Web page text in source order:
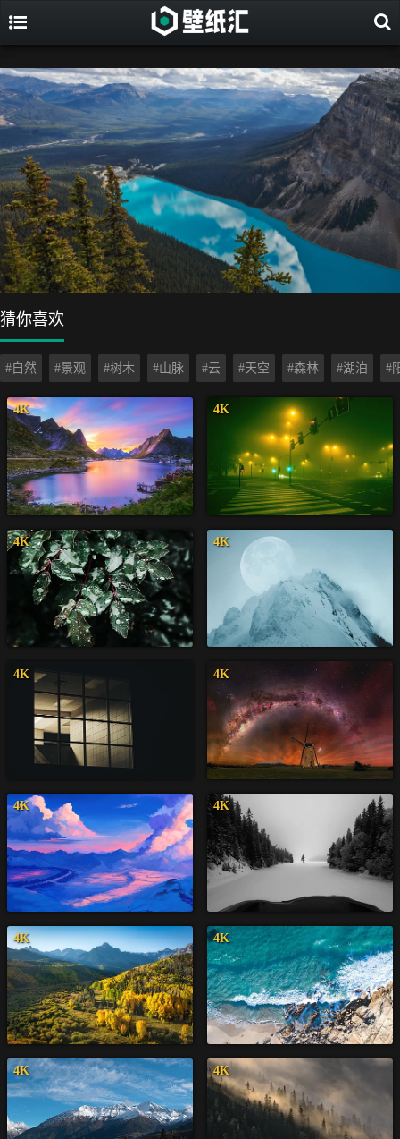
猜你喜欢
#自然 #景观 #树木 #山脉 #云 #天空 #森林 #湖泊 #
4K 4K
4K 4K
4K 4K
4K 4K
4K 4K
4K 4K